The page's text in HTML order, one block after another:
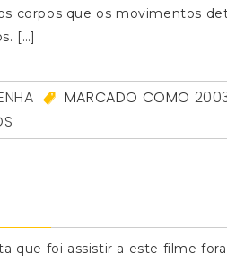
corpos que os movimentos
[…]
MARCADO COMO
que foi assistir a este filme